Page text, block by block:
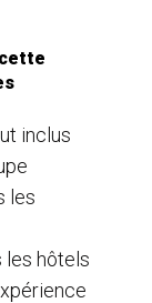
inclus
les
les hôtels